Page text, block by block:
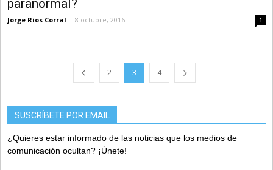
paranormal?
Jorge Rios Corral - 8 octubre, 2016 1
2 3 4
SUSCRÍBETE POR EMAIL
¿Quieres estar informado de las noticias que los medios de
comunicación ocultan? ¡Únete!